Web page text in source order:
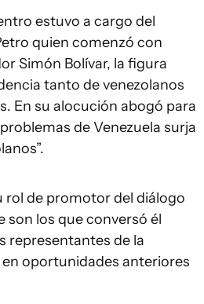
estuvo a cargo del
quien comenzó con
Simón Bolívar, la figura
tanto de venezolanos
En su alocución abogó para
de Venezuela surja
rol de promotor del diálogo
son los que conversó él
representantes de la
oportunidades anteriores